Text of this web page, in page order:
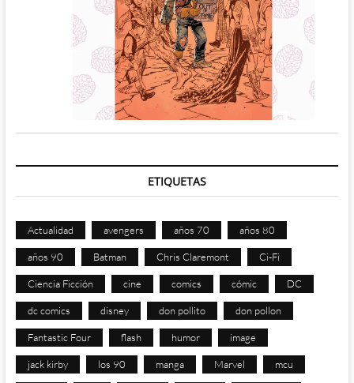
ETIQUETAS
Actualidad avengers años 70 años 80
años 90 Batman Chris Claremont Ci-Fi
Ciencia Ficción cine comics cómic DC
dc comics disney don pollito don pollon
Fantastic Four flash humor image
jack kirby los 90 manga Marvel mcu